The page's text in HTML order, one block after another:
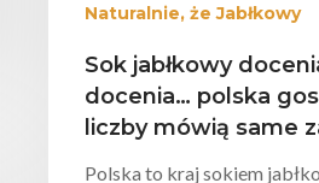
Naturalnie, że Jabłkowy
Sok jabłkowy
docenia… polska
liczby mówią same
Polska to kraj sokiem